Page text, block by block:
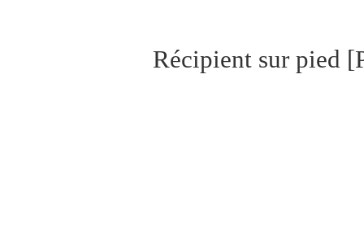
Récipient sur pied